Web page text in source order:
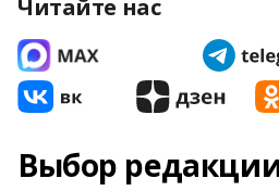
Читайте нас
Выбор